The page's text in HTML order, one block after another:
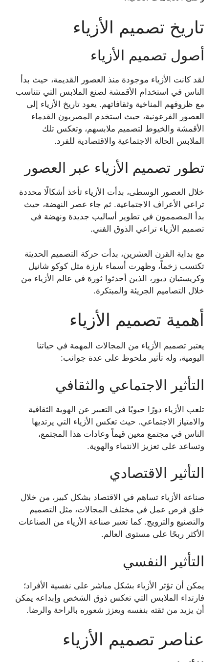
تاريخ تصميم الأزياء
أصول تصميم الأزياء
لقد كانت الأزياء موجودة منذ العصور القديمة، حيث بدأ
الناس في استخدام الأقمشة لصنع الملابس التي تتناسب
مع ظروفهم المناخية وثقافاتهم. يعود تاريخ الأزياء إلى
العصور الفرعونية، حيث استخدم المصريون القدماء
الأقمشة والخيوط لتصميم ملابسهم، وتعكس تلك
الملابس الحالة الاجتماعية والاقتصادية للفرد.
تطور تصميم الأزياء عبر العصور
خلال العصور الوسطى، بدأت الأزياء تأخذ أشكالًا محددة
تراعي الأعراف الاجتماعية. ثم جاء عصر النهضة، حيث
بدأ المصممون في تطوير أساليب جديدة ونهضة في
تصميم الأزياء تراعي الذوق الفني.
مع بداية القرن العشرين، بدأت حركة التصميم الحديثة
تكتسب زخماً، وظهرت أسماء بارزة مثل كوكو شانيل
وكريستيان ديور، الذين أحدثوا ثورة في عالم الأزياء من
خلال التصاميم الجريئة والمبتكرة.
أهمية تصميم الأزياء
يعتبر تصميم الأزياء من المجالات المهمة في حياتنا
اليومية، وله تأثير ملحوظ على عدة جوانب:
التأثير الاجتماعي والثقافي
تلعب الأزياء دورًا حيويًا في التعبير عن الهوية الثقافية
والامتياز الاجتماعي. حيث تعكس الأزياء التي يرتديها
الناس في مجتمع معين قيماً وعادات هذا المجتمع،
وتساعد على تعزيز الانتماء والهوية.
التأثير الاقتصادي
صناعة الأزياء تساهم في الاقتصاد بشكل كبير، من خلال
خلق فرص عمل في مختلف المجالات، مثل التصميم
والتصنيع والترويج. كما تعتبر صناعة الأزياء من الصناعات
الأكثر ربحًا على مستوى العالم.
التأثير النفسي
يمكن أن تؤثر الأزياء بشكل مباشر على نفسية الأفراد؛
فارتداء الملابس التي تعكس ذوق الشخص وإبداعه يمكن
أن يزيد من ثقته بنفسه ويعزز شعوره بالراحة والرضا.
عناصر تصميم الأزياء